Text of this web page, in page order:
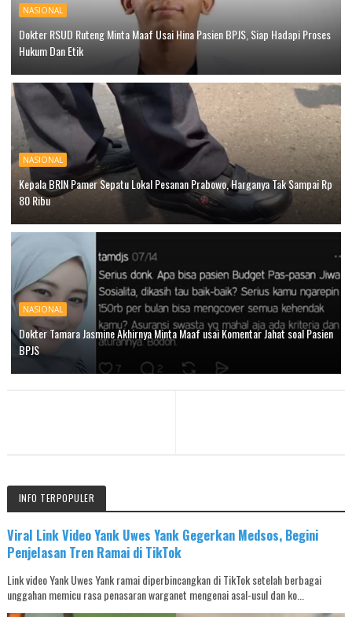
NASIONAL
Dokter RSUD Ruteng Minta Maaf Usai Hina Pasien BPJS, Siap Hadapi Proses
Hukum Dan Etik
NASIONAL
Kepala BRIN Pamer Sepatu Lokal Pesanan Prabowo, Harganya Tak Sampai Rp
80 Ribu
NASIONAL
Dokter Tamara Jasmine Akhirnya Minta Maaf usai Komentar Jahat soal Pasien
BPJS
INFO TERPOPULER
Viral Link Video Yank Uwes Yank Gegerkan Medsos, Begini
Penjelasan Tren Ramai di TikTok
Link video Yank Uwes Yank ramai diperbincangkan di TikTok setelah berbagai
unggahan memicu rasa penasaran warganet mengenai asal-usul dan ko...